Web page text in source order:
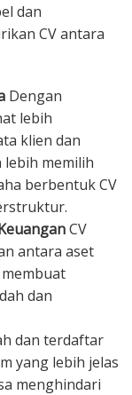
dan
CV antara
Dengan
lebih
klien dan
lebih memilih
berbentuk CV
CV
antara aset
dan
dan terdaftar
yang lebih jelas
menghindari